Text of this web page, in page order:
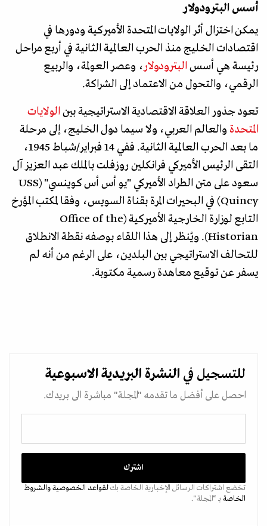
أسس البترودولار
يمكن اختزال أثر الولايات المتحدة الأميركية ودورها في
اقتصادات الخليج منذ الحرب العالمية الثانية في أربع مراحل
رئيسة هي أسس البترودولار ، وعصر العولمة، والربيع
الرقمي، والتحول من الاعتماد إلى الشراكة.
تعود جذور العلاقة الاقتصادية الاستراتيجية بين الولايات
المتحدة والعالم العربي، ولا سيما دول الخليج، إلى مرحلة
ما بعد الحرب العالمية الثانية. ففي 14 فبراير/شباط 1945،
التقى الرئيس الأميركي فرانكلين روزفلت بالملك عبد العزيز آل
سعود على متن الطراد الأميركي "يو أس أس كوينسي" (USS
Quincy) في البحيرات المرة بقناة السويس، وفقا لمكتب المؤرخ
التابع لوزارة الخارجية الأميركية (Office of the
Historian). ويُنظر إلى هذا اللقاء بوصفه نقطة الانطلاق
للتحالف الاستراتيجي بين البلدين، على الرغم من أنه لم
يسفر عن توقيع معاهدة رسمية مكتوبة.
للتسجيل في النشرة البريدية الاسبوعية
احصل على أفضل ما تقدمه "المجلة" مباشرة الى بريدك.
تخضع اشتراكات الرسائل الإخبارية الخاصة بكلقواعد الخصوصيةوالشروط
الخاصة بـ “المجلة".